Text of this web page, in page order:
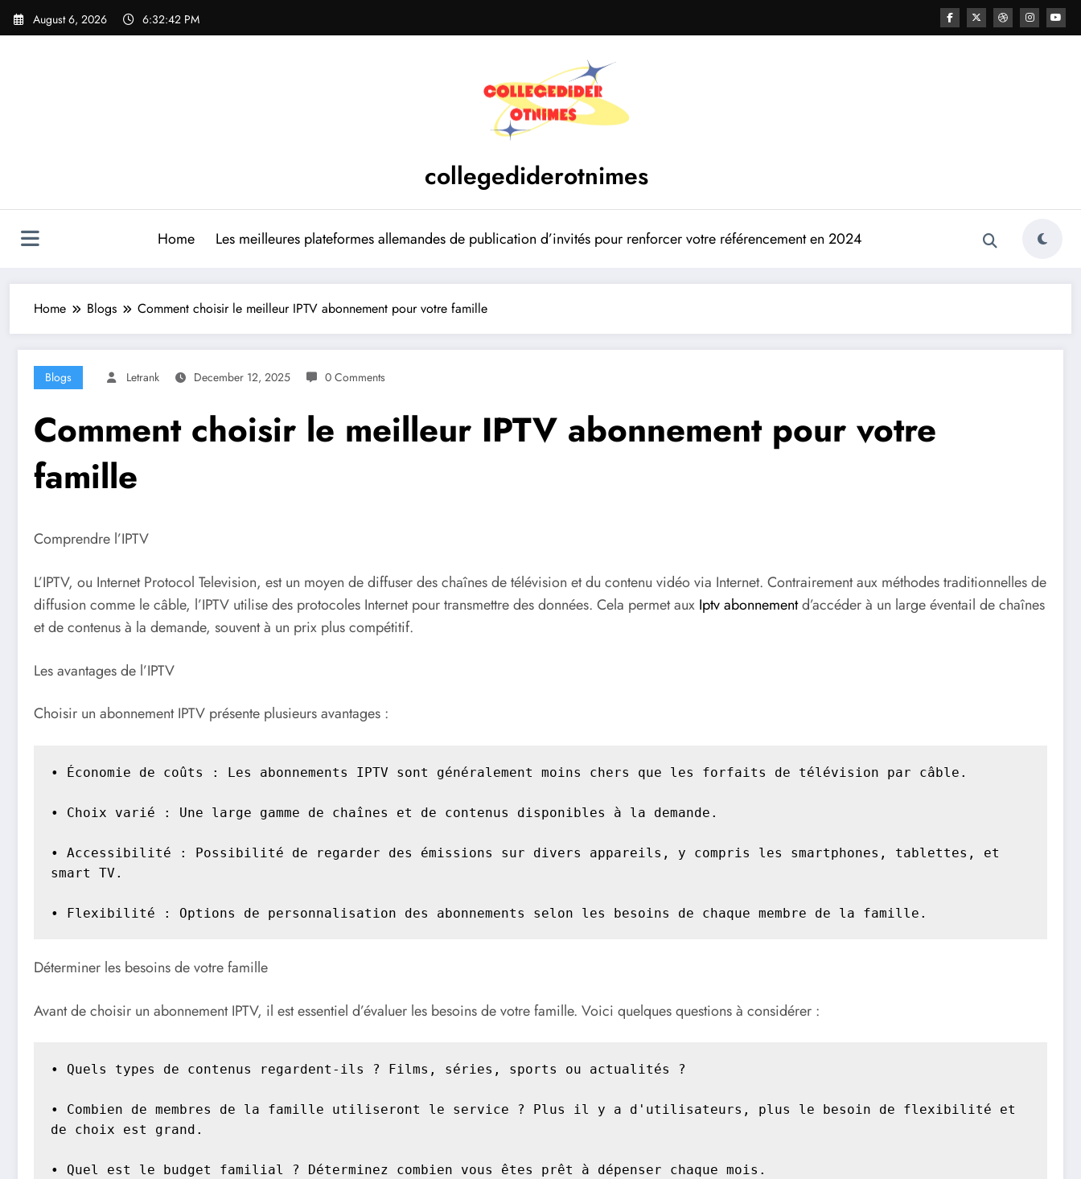
Skip
August 6, 2026 6:32:43 PM
collegediderotnimes
Home Les meilleures plateformes allemandes de publication d’invités pour renforcer votre référencement en 2024
Home Blogs Comment choisir le meilleur IPTV abonnement pour votre famille
Blogs Letrank December 12, 2025 0 Comments
Comment choisir le meilleur IPTV abonnement pour votre
famille
Comprendre l’IPTV
L’IPTV, ou Internet Protocol Television, est un moyen de diffuser des chaînes de télévision et du contenu vidéo via Internet. Contrairement aux méthodes traditionnelles de
diffusion comme le câble, l’IPTV utilise des protocoles Internet pour transmettre des données. Cela permet aux Iptv abonnementd’accéder à un large éventail de chaînes
et de contenus à la demande, souvent à un prix plus compétitif.
Les avantages de l’IPTV
Choisir un abonnement IPTV présente plusieurs avantages :
• Économie de coûts : Les abonnements IPTV sont généralement moins chers que les forfaits de télévision par câble.
• Choix varié : Une large gamme de chaînes et de contenus disponibles à la demande.
• Accessibilité : Possibilité de regarder des émissions sur divers appareils, y compris les smartphones, tablettes, et
smart TV.
• Flexibilité : Options de personnalisation des abonnements selon les besoins de chaque membre de la famille.
Déterminer les besoins de votre famille
Avant de choisir un abonnement IPTV, il est essentiel d’évaluer les besoins de votre famille. Voici quelques questions à considérer :
• Quels types de contenus regardent-ils ? Films, séries, sports ou actualités ?
• Combien de membres de la famille utiliseront le service ? Plus il y a d'utilisateurs, plus le besoin de flexibilité et
de choix est grand.
• Quel est le budget familial ? Déterminez combien vous êtes prêt à dépenser chaque mois.